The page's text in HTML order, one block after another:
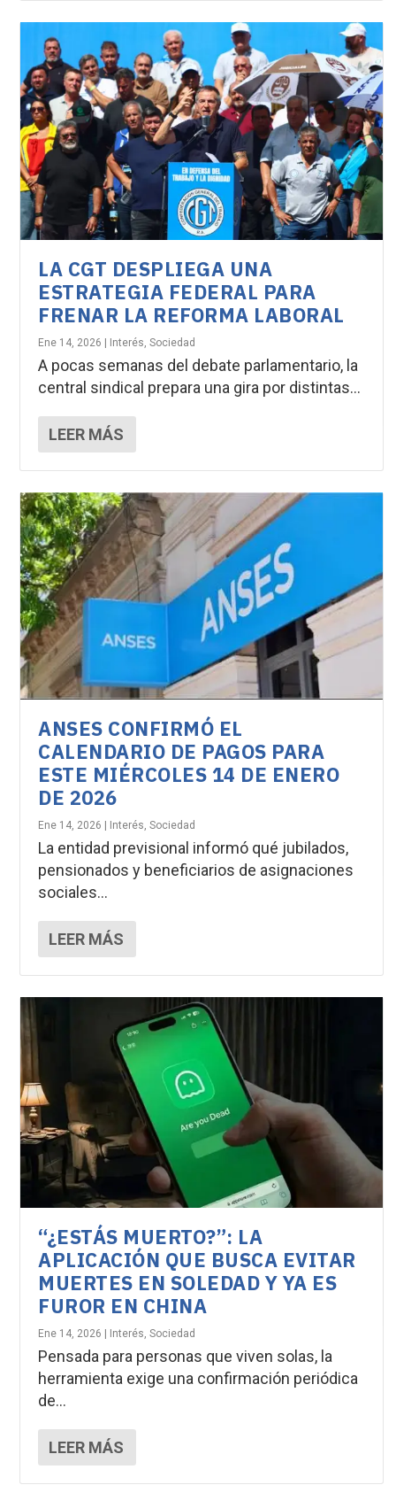
LA CGT DESPLIEGA UNA
ESTRATEGIA FEDERAL PARA
FRENAR LA REFORMA LABORAL
Ene 14, 2026 | Interés,Sociedad
A pocas semanas del debate parlamentario, la
central sindical prepara una gira por distintas...
LEER MÁS
ANSES CONFIRMÓ EL
CALENDARIO DE PAGOS PARA
ESTE MIÉRCOLES 14 DE ENERO
DE 2026
Ene 14, 2026 Interés,Sociedad
La entidad previsional informó qué jubilados,
pensionados y beneficiarios de asignaciones
sociales...
LEER MÁS
“¿ESTÁS MUERTO?”: LA
APLICACIÓN QUE BUSCA EVITAR
MUERTES EN SOLEDAD Y YA ES
FUROR EN CHINA
Ene 14, 2026 | Interés,Sociedad
Pensada para personas que viven solas, la
herramienta exige una confirmación periódica
de...
LEER MÁS